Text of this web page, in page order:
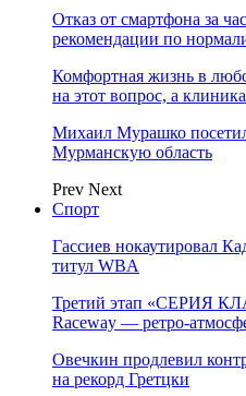
Отказ от смартфона за
рекомендации по
Комфортная жизнь в
на этот вопрос, а
Михаил Мурашко
Мурманскую область
Prev Next
Спорт
Гассиев нокаутировал
титул WBA
Третий этап «СЕРИЯ
Raceway —
Овечкин продлевил
на рекорд Гретцки